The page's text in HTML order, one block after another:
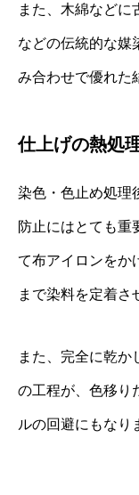
また、木綿などに
などの伝統的な媒
み合わせで優れた
仕上げの熱処
染色・色止め処理
防止にはとても重
て布アイロンをか
まで染料を定着さ
また、完全に乾か
の工程が、色移り
ルの回避にもなり